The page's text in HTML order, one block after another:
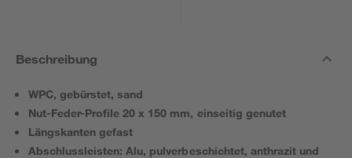
Beschreibung
WPC, gebürstet, sand
Nut-Feder-Profile 20 x 150 mm, einseitig genutet
Längskanten gefast
Abschlussleisten: Alu, pulverbeschichtet, anthrazit und